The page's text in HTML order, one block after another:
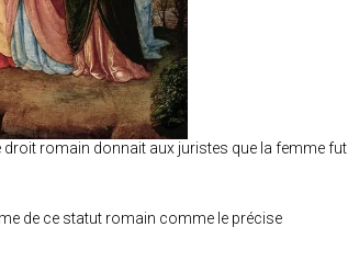
droit romain donnait aux juristes que la femme fut
de ce statut romain comme le précise